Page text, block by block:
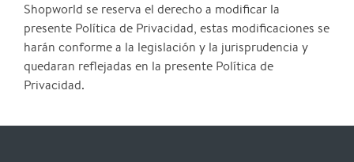
Shopworld se reserva el derecho a modificar la
presente Política de Privacidad, estas modificaciones se
harán conforme a la legislación y la jurisprudencia y
quedaran reflejadas en la presente Política de
Privacidad.